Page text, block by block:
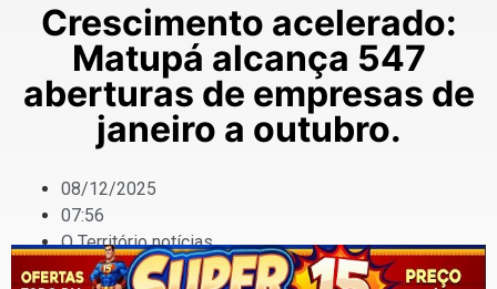
Crescimento acelerado:
Matupá alcança 547
aberturas de empresas de
janeiro a outubro.
08/12/2025
07:56
O Território notícias